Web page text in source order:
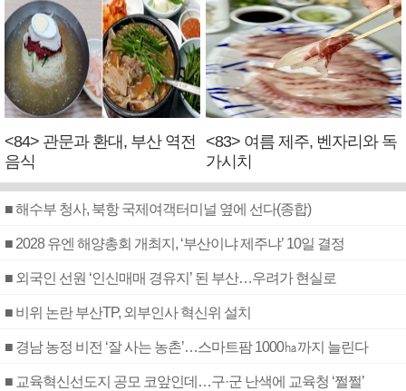
<84> 관문과 환대, 부산 역전
음식
<83> 여름 제주, 벤자리와 독
가시치
■ 해수부 청사, 북항 국제여객터미널 옆에 선다(종합)
■ 2028 유엔 해양총회 개최지, ‘부산이냐 제주냐’ 10일 결정
■ 외국인 선원 ‘인신매매 경유지’ 된 부산…우려가 현실로
■ 비위 논란 부산TP, 외부인사 혁신위 설치
■ 경남 농정 비전 ‘잘 사는 농촌’…스마트팜 1000㏊까지 늘린다
■ 교육혁신선도지 공모 코앞인데…구·군 난색에 교육청 ‘쩔쩔’